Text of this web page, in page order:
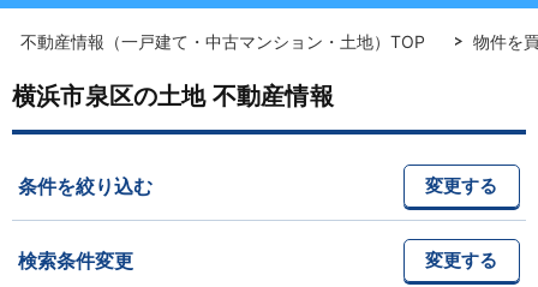
不動産情報（一戸建て・中古マンション・土地）TOP 物件を
横浜市泉区の土地 不動産情報
条件を絞り込む 変更する
検索条件変更 変更する